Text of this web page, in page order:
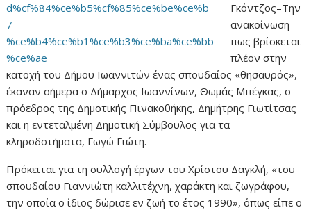
Γκόντζος–Την
ανακοίνωση
πως βρίσκεται
πλέον στην
κατοχή του Δήμου Ιωαννιτών ένας σπουδαίος «θησαυρός»,
έκαναν σήμερα ο Δήμαρχος Ιωαννίνων, Θωμάς Μπέγκας, ο
πρόεδρος της Δημοτικής Πινακοθήκης, Δημήτρης Γιωτίτσας
και η εντεταλμένη Δημοτική Σύμβουλος για τα
κληροδοτήματα, Γωγώ Γιώτη.
Πρόκειται για τη συλλογή έργων του Χρίστου Δαγκλή, «του
σπουδαίου Γιαννιώτη καλλιτέχνη, χαράκτη και ζωγράφου,
την οποία ο ίδιος δώρισε εν ζωή το έτος 1990», όπως είπε ο